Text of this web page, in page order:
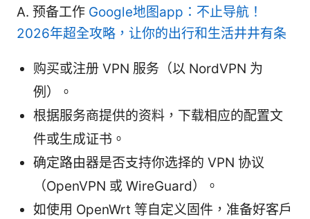
A. 预备工作 Google地图app：不止导航！
2026年超全攻略，让你的出行和生活井井有条
购买或注册 VPN 服务（以 NordVPN 为
例）。
根据服务商提供的资料，下载相应的配置文
件或生成证书。
确定路由器是否支持你选择的 VPN 协议
（OpenVPN 或 WireGuard）。
如使用 OpenWrt 等自定义固件，准备好客户